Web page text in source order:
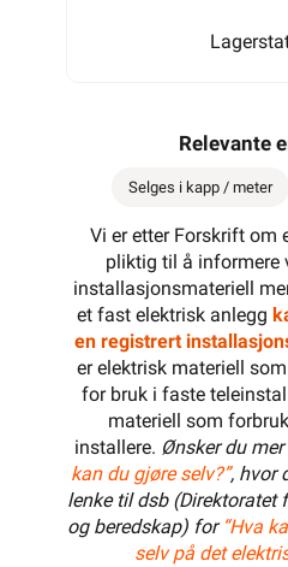
Relevante
Selges i kapp / meter
Vi er etter Forskrift om
pliktig til å informere
installasjonsmateriell
et fast elektrisk anlegg
en registrert
er elektrisk materiell
for bruk i faste
materiell som
installere. Ønsker du
kan du gjøre selv?”, hvor
lenke til dsb (Direktoratet
og beredskap) for “Hva
selv på det